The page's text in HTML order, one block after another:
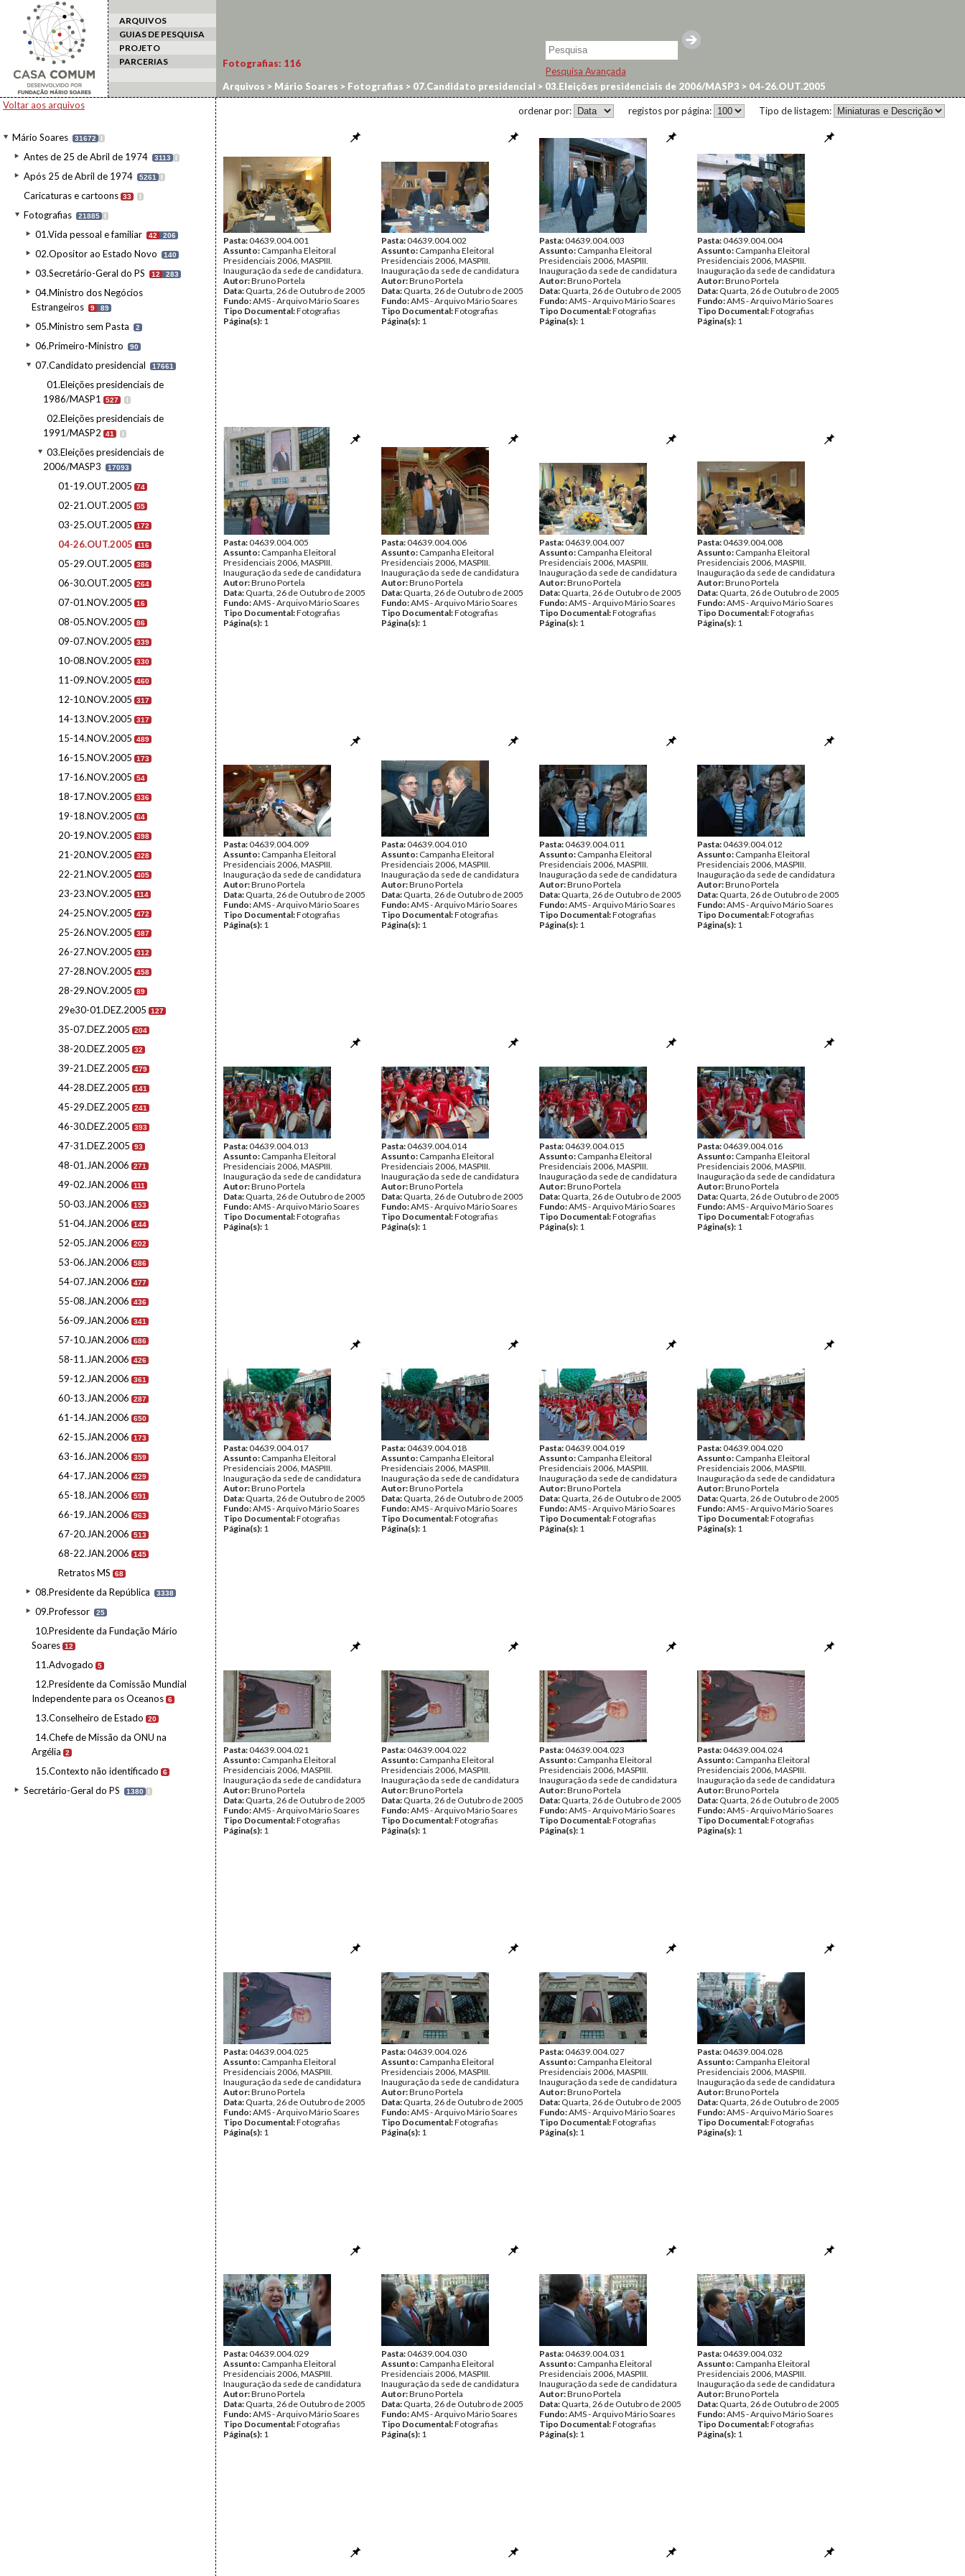
ARQUIVOS
GUIAS DE PESQUISA
PROJETO
PARCERIAS
Pesquisa Avançada
Voltar aos arquivos
Mário Soares 31672 I
Antes de 25 de Abril de 1974 3113 I
Após 25 de Abril de 1974 5261 I
Caricaturas e cartoons 33 I
Fotografias 21885 I
01.Vida pessoal e familiar 42 206
02.Opositor ao Estado Novo 140
03.Secretário-Geral do PS 12 283
04.Ministro dos Negócios
Estrangeiros
9 89
05.Ministro sem Pasta 2
06.Primeiro-Ministro 90
07.Candidato presidencial 17661
01.Eleições presidenciais de
1986/MASP1
527 I
02.Eleições presidenciais de
1991/MASP2
41 I
03.Eleições presidenciais de
2006/MASP3
17093
01-19.OUT.2005 74
02-21.OUT.2005 55
03-25.OUT.2005 172
04-26.OUT.2005 116
05-29.OUT.2005 386
06-30.OUT.2005 264
07-01.NOV.2005 16
08-05.NOV.2005 86
09-07.NOV.2005 339
10-08.NOV.2005 330
11-09.NOV.2005 460
12-10.NOV.2005 317
14-13.NOV.2005 317
15-14.NOV.2005 489
16-15.NOV.2005 173
17-16.NOV.2005 54
18-17.NOV.2005 336
19-18.NOV.2005 64
20-19.NOV.2005 398
21-20.NOV.2005 328
22-21.NOV.2005 405
23-23.NOV.2005 114
24-25.NOV.2005 472
25-26.NOV.2005 387
26-27.NOV.2005 312
27-28.NOV.2005 458
28-29.NOV.2005 89
29e30-01.DEZ.2005 127
35-07.DEZ.2005 204
38-20.DEZ.2005 32
39-21.DEZ.2005 479
44-28.DEZ.2005 141
45-29.DEZ.2005 241
46-30.DEZ.2005 393
47-31.DEZ.2005 93
48-01.JAN.2006 271
49-02.JAN.2006 111
50-03.JAN.2006 153
51-04.JAN.2006 144
52-05.JAN.2006 202
53-06.JAN.2006 586
54-07.JAN.2006 477
55-08.JAN.2006 436
56-09.JAN.2006 341
57-10.JAN.2006 686
58-11.JAN.2006 426
59-12.JAN.2006 361
60-13.JAN.2006 287
61-14.JAN.2006 650
62-15.JAN.2006 173
63-16.JAN.2006 359
64-17.JAN.2006 429
65-18.JAN.2006 591
66-19.JAN.2006 963
67-20.JAN.2006 513
68-22.JAN.2006 145
Retratos MS 68
08.Presidente da República 3338
09.Professor 25
10.Presidente da Fundação Mário
Soares 12
11.Advogado 5
12.Presidente da Comissão Mundial
Independente para os Oceanos 6
13.Conselheiro de Estado 20
14.Chefe de Missão da ONU na
Argélia
2
15.Contexto não identificado 6
Secretário-Geral do PS 1380 I
Fotografias: 116
Arquivos > Mário Soares > Fotografias > 07.Candidato presidencial > 03.Eleições presidenciais de 2006/MASP3 > 04-26.OUT.2005
Tipo de listagem:
registos por página:
ordenar por:
Pasta:04639.004.001
Assunto: Campanha Eleitoral
Presidenciais 2006, MASPIII.
Inauguração da sede de candidatura.
Autor:Bruno Portela
Data: Quarta, 26 de Outubro de 2005
Fundo:AMS - Arquivo Mário Soares
Tipo Documental:Fotografias
Página(s): 1
Pasta:04639.004.002
Assunto: Campanha Eleitoral
Presidenciais 2006, MASPIII.
Inauguração da sede de candidatura
Autor:Bruno Portela
Data: Quarta, 26 de Outubro de 2005
Fundo:AMS - Arquivo Mário Soares
Tipo Documental:Fotografias
Página(s): 1
Pasta:04639.004.003
Assunto: Campanha Eleitoral
Presidenciais 2006, MASPIII.
Inauguração da sede de candidatura
Autor:Bruno Portela
Data: Quarta, 26 de Outubro de 2005
Fundo:AMS - Arquivo Mário Soares
Tipo Documental:Fotografias
Página(s): 1
Pasta:04639.004.004
Assunto: Campanha Eleitoral
Presidenciais 2006, MASPIII.
Inauguração da sede de candidatura
Autor:Bruno Portela
Data: Quarta, 26 de Outubro de 2005
Fundo:AMS - Arquivo Mário Soares
Tipo Documental:Fotografias
Página(s): 1
Pasta:04639.004.005
Assunto: Campanha Eleitoral
Presidenciais 2006, MASPIII.
Inauguração da sede de candidatura
Autor:Bruno Portela
Data: Quarta, 26 de Outubro de 2005
Fundo:AMS - Arquivo Mário Soares
Tipo Documental:Fotografias
Página(s): 1
Pasta:04639.004.006
Assunto: Campanha Eleitoral
Presidenciais 2006, MASPIII.
Inauguração da sede de candidatura
Autor:Bruno Portela
Data: Quarta, 26 de Outubro de 2005
Fundo:AMS - Arquivo Mário Soares
Tipo Documental:Fotografias
Página(s): 1
Pasta:04639.004.007
Assunto: Campanha Eleitoral
Presidenciais 2006, MASPIII.
Inauguração da sede de candidatura
Autor:Bruno Portela
Data: Quarta, 26 de Outubro de 2005
Fundo:AMS - Arquivo Mário Soares
Tipo Documental:Fotografias
Página(s): 1
Pasta:04639.004.008
Assunto: Campanha Eleitoral
Presidenciais 2006, MASPIII.
Inauguração da sede de candidatura
Autor:Bruno Portela
Data: Quarta, 26 de Outubro de 2005
Fundo:AMS - Arquivo Mário Soares
Tipo Documental:Fotografias
Página(s): 1
Pasta:04639.004.009
Assunto: Campanha Eleitoral
Presidenciais 2006, MASPIII.
Inauguração da sede de candidatura
Autor:Bruno Portela
Data: Quarta, 26 de Outubro de 2005
Fundo:AMS - Arquivo Mário Soares
Tipo Documental:Fotografias
Página(s): 1
Pasta:04639.004.010
Assunto: Campanha Eleitoral
Presidenciais 2006, MASPIII.
Inauguração da sede de candidatura
Autor:Bruno Portela
Data: Quarta, 26 de Outubro de 2005
Fundo:AMS - Arquivo Mário Soares
Tipo Documental:Fotografias
Página(s): 1
Pasta:04639.004.011
Assunto: Campanha Eleitoral
Presidenciais 2006, MASPIII.
Inauguração da sede de candidatura
Autor:Bruno Portela
Data: Quarta, 26 de Outubro de 2005
Fundo:AMS - Arquivo Mário Soares
Tipo Documental:Fotografias
Página(s): 1
Pasta:04639.004.012
Assunto: Campanha Eleitoral
Presidenciais 2006, MASPIII.
Inauguração da sede de candidatura
Autor:Bruno Portela
Data: Quarta, 26 de Outubro de 2005
Fundo:AMS - Arquivo Mário Soares
Tipo Documental:Fotografias
Página(s): 1
Pasta:04639.004.013
Assunto: Campanha Eleitoral
Presidenciais 2006, MASPIII.
Inauguração da sede de candidatura
Autor:Bruno Portela
Data: Quarta, 26 de Outubro de 2005
Fundo:AMS - Arquivo Mário Soares
Tipo Documental:Fotografias
Página(s): 1
Pasta:04639.004.014
Assunto: Campanha Eleitoral
Presidenciais 2006, MASPIII.
Inauguração da sede de candidatura
Autor:Bruno Portela
Data: Quarta, 26 de Outubro de 2005
Fundo:AMS - Arquivo Mário Soares
Tipo Documental:Fotografias
Página(s): 1
Pasta:04639.004.015
Assunto: Campanha Eleitoral
Presidenciais 2006, MASPIII.
Inauguração da sede de candidatura
Autor:Bruno Portela
Data: Quarta, 26 de Outubro de 2005
Fundo:AMS - Arquivo Mário Soares
Tipo Documental:Fotografias
Página(s): 1
Pasta:04639.004.016
Assunto: Campanha Eleitoral
Presidenciais 2006, MASPIII.
Inauguração da sede de candidatura
Autor:Bruno Portela
Data: Quarta, 26 de Outubro de 2005
Fundo:AMS - Arquivo Mário Soares
Tipo Documental:Fotografias
Página(s): 1
Pasta:04639.004.017
Assunto: Campanha Eleitoral
Presidenciais 2006, MASPIII.
Inauguração da sede de candidatura
Autor:Bruno Portela
Data: Quarta, 26 de Outubro de 2005
Fundo:AMS - Arquivo Mário Soares
Tipo Documental:Fotografias
Página(s): 1
Pasta:04639.004.018
Assunto: Campanha Eleitoral
Presidenciais 2006, MASPIII.
Inauguração da sede de candidatura
Autor:Bruno Portela
Data: Quarta, 26 de Outubro de 2005
Fundo:AMS - Arquivo Mário Soares
Tipo Documental:Fotografias
Página(s): 1
Pasta:04639.004.019
Assunto: Campanha Eleitoral
Presidenciais 2006, MASPIII.
Inauguração da sede de candidatura
Autor:Bruno Portela
Data: Quarta, 26 de Outubro de 2005
Fundo:AMS - Arquivo Mário Soares
Tipo Documental:Fotografias
Página(s): 1
Pasta:04639.004.020
Assunto: Campanha Eleitoral
Presidenciais 2006, MASPIII.
Inauguração da sede de candidatura
Autor:Bruno Portela
Data: Quarta, 26 de Outubro de 2005
Fundo:AMS - Arquivo Mário Soares
Tipo Documental:Fotografias
Página(s): 1
Pasta:04639.004.021
Assunto: Campanha Eleitoral
Presidenciais 2006, MASPIII.
Inauguração da sede de candidatura
Autor:Bruno Portela
Data: Quarta, 26 de Outubro de 2005
Fundo:AMS - Arquivo Mário Soares
Tipo Documental:Fotografias
Página(s): 1
Pasta:04639.004.022
Assunto: Campanha Eleitoral
Presidenciais 2006, MASPIII.
Inauguração da sede de candidatura
Autor:Bruno Portela
Data: Quarta, 26 de Outubro de 2005
Fundo:AMS - Arquivo Mário Soares
Tipo Documental:Fotografias
Página(s): 1
Pasta:04639.004.023
Assunto: Campanha Eleitoral
Presidenciais 2006, MASPIII.
Inauguração da sede de candidatura
Autor:Bruno Portela
Data: Quarta, 26 de Outubro de 2005
Fundo:AMS - Arquivo Mário Soares
Tipo Documental:Fotografias
Página(s): 1
Pasta:04639.004.024
Assunto: Campanha Eleitoral
Presidenciais 2006, MASPIII.
Inauguração da sede de candidatura
Autor:Bruno Portela
Data: Quarta, 26 de Outubro de 2005
Fundo:AMS - Arquivo Mário Soares
Tipo Documental:Fotografias
Página(s): 1
Pasta:04639.004.025
Assunto: Campanha Eleitoral
Presidenciais 2006, MASPIII.
Inauguração da sede de candidatura
Autor:Bruno Portela
Data: Quarta, 26 de Outubro de 2005
Fundo:AMS - Arquivo Mário Soares
Tipo Documental:Fotografias
Página(s): 1
Pasta:04639.004.026
Assunto: Campanha Eleitoral
Presidenciais 2006, MASPIII.
Inauguração da sede de candidatura
Autor:Bruno Portela
Data: Quarta, 26 de Outubro de 2005
Fundo:AMS - Arquivo Mário Soares
Tipo Documental:Fotografias
Página(s): 1
Pasta:04639.004.027
Assunto: Campanha Eleitoral
Presidenciais 2006, MASPIII.
Inauguração da sede de candidatura
Autor:Bruno Portela
Data: Quarta, 26 de Outubro de 2005
Fundo:AMS - Arquivo Mário Soares
Tipo Documental:Fotografias
Página(s): 1
Pasta:04639.004.028
Assunto: Campanha Eleitoral
Presidenciais 2006, MASPIII.
Inauguração da sede de candidatura
Autor:Bruno Portela
Data: Quarta, 26 de Outubro de 2005
Fundo:AMS - Arquivo Mário Soares
Tipo Documental:Fotografias
Página(s): 1
Pasta:04639.004.029
Assunto: Campanha Eleitoral
Presidenciais 2006, MASPIII.
Inauguração da sede de candidatura
Autor:Bruno Portela
Data: Quarta, 26 de Outubro de 2005
Fundo:AMS - Arquivo Mário Soares
Tipo Documental:Fotografias
Página(s): 1
Pasta:04639.004.030
Assunto: Campanha Eleitoral
Presidenciais 2006, MASPIII.
Inauguração da sede de candidatura
Autor:Bruno Portela
Data: Quarta, 26 de Outubro de 2005
Fundo:AMS - Arquivo Mário Soares
Tipo Documental:Fotografias
Página(s): 1
Pasta:04639.004.031
Assunto: Campanha Eleitoral
Presidenciais 2006, MASPIII.
Inauguração da sede de candidatura
Autor:Bruno Portela
Data: Quarta, 26 de Outubro de 2005
Fundo:AMS - Arquivo Mário Soares
Tipo Documental:Fotografias
Página(s): 1
Pasta:04639.004.032
Assunto: Campanha Eleitoral
Presidenciais 2006, MASPIII.
Inauguração da sede de candidatura
Autor:Bruno Portela
Data: Quarta, 26 de Outubro de 2005
Fundo:AMS - Arquivo Mário Soares
Tipo Documental:Fotografias
Página(s): 1